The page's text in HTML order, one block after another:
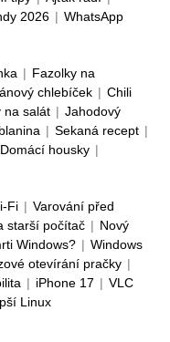
2026 | WhatsApp
| Fazolky na
chlebíček | Chili
na salát | Jahodový
| Sekaná recept |
Domácí housky |
Fi | Varování před
starší počítač | Nový
Windows? | Windows
otevírání pračky |
| iPhone 17 | VLC
Linux